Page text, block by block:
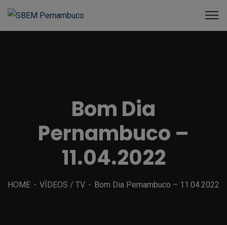
Bom Dia
Pernambuco –
11.04.2022
HOME VÍDEOS / TV Bom Dia Pernambuco – 11.04.2022